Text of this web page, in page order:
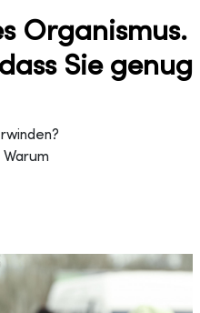
Organismus.
Sie genug